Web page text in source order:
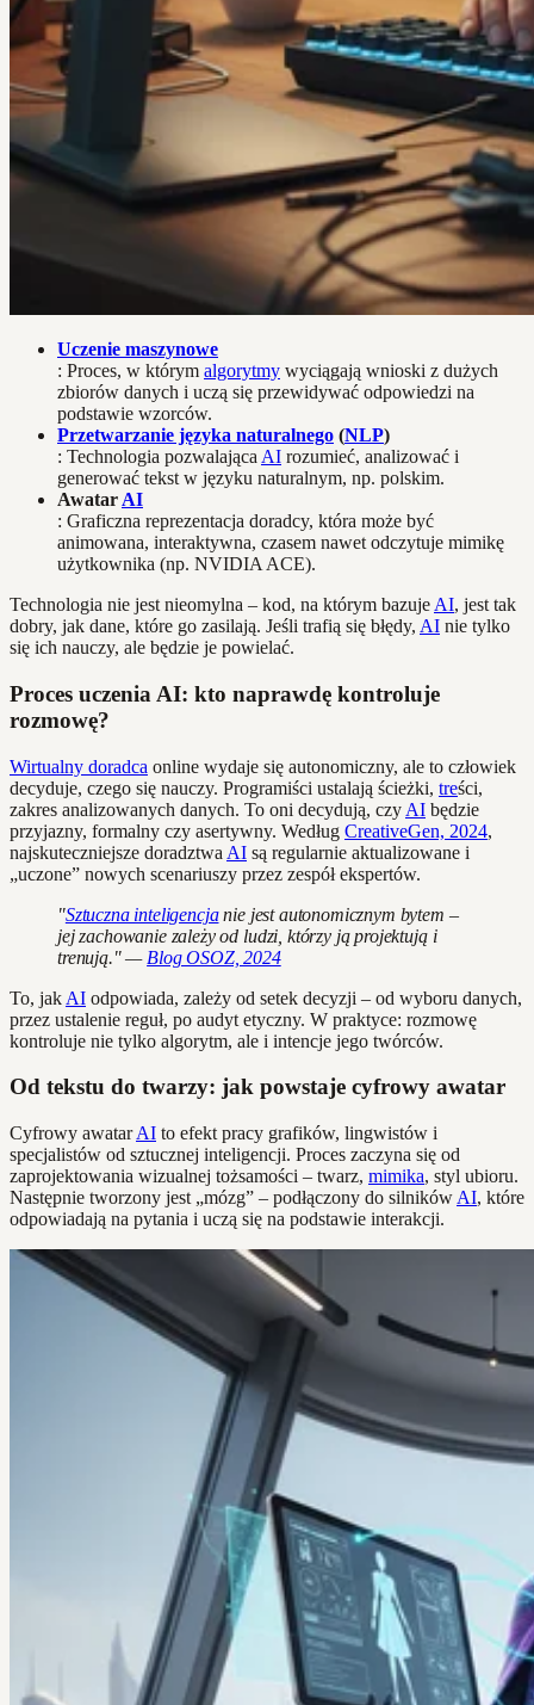
Uczenie maszynowe
: Proces, w którym algorytmy wyciągają wnioski z dużych
zbiorów danych i uczą się przewidywać odpowiedzi na
podstawie wzorców.
Przetwarzanie języka naturalnego (NLP)
: Technologia pozwalająca AI rozumieć, analizować i
generować tekst w języku naturalnym, np. polskim.
Awatar AI
: Graficzna reprezentacja doradcy, która może być
animowana, interaktywna, czasem nawet odczytuje mimikę
użytkownika (np. NVIDIA ACE).
Technologia nie jest nieomylna – kod, na którym bazuje AI, jest tak
dobry, jak dane, które go zasilają. Jeśli trafią się błędy, AI nie tylko
się ich nauczy, ale będzie je powielać.
Proces uczenia AI: kto naprawdę kontroluje
rozmowę?
Wirtualny doradca online wydaje się autonomiczny, ale to człowiek
decyduje, czego się nauczy. Programiści ustalają ścieżki, treści,
zakres analizowanych danych. To oni decydują, czy AI będzie
przyjazny, formalny czy asertywny. Według CreativeGen, 2024,
najskuteczniejsze doradztwa AI są regularnie aktualizowane i
„uczone” nowych scenariuszy przez zespół ekspertów.
"Sztuczna inteligencjanie jest autonomicznym bytem –
jej zachowanie zależy od ludzi, którzy ją projektują i
trenują." — Blog OSOZ, 2024
To, jak AI odpowiada, zależy od setek decyzji – od wyboru danych,
przez ustalenie reguł, po audyt etyczny. W praktyce: rozmowę
kontroluje nie tylko algorytm, ale i intencje jego twórców.
Od tekstu do twarzy: jak powstaje cyfrowy awatar
Cyfrowy awatarAI to efekt pracy grafików, lingwistów i
specjalistów od sztucznej inteligencji. Proces zaczyna się od
zaprojektowania wizualnej tożsamości – twarz, mimika, styl ubioru.
Następnie tworzony jest „mózg” – podłączony do silników AI, które
odpowiadają na pytania i uczą się na podstawie interakcji.